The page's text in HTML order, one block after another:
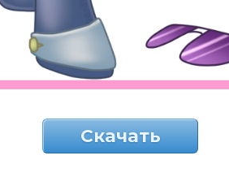
Скачать